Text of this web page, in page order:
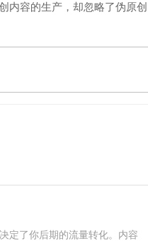
内容的生产，却忽略了伪原创
量复制、运营难度低。对于自
定了你后期的流量转化。内容